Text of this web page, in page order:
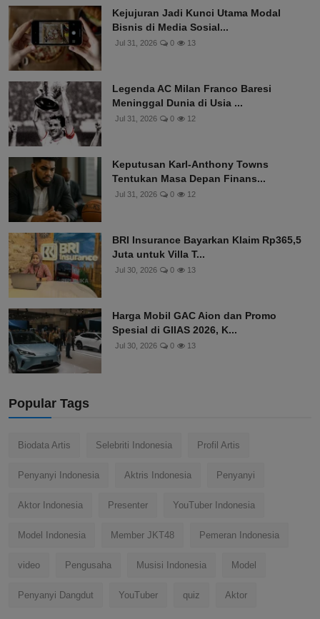
Kejujuran Jadi Kunci Utama Modal
Bisnis di Media Sosial...
Jul 31, 2026 0 13
Legenda AC Milan Franco Baresi
Meninggal Dunia di Usia ...
Jul 31, 2026 0 12
Keputusan Karl-Anthony Towns
Tentukan Masa Depan Finans...
Jul 31, 2026 0 12
BRI Insurance Bayarkan Klaim Rp365,5
Juta untuk Villa T...
Jul 30, 2026 0 13
Harga Mobil GAC Aion dan Promo
Spesial di GIIAS 2026, K...
Jul 30, 2026 0 13
Popular Tags
Biodata Artis Selebriti Indonesia Profil Artis
Penyanyi Indonesia Aktris Indonesia Penyanyi
Aktor Indonesia Presenter YouTuber Indonesia
Model Indonesia Member JKT48 Pemeran Indonesia
video Pengusaha Musisi Indonesia Model
Penyanyi Dangdut YouTuber quiz Aktor